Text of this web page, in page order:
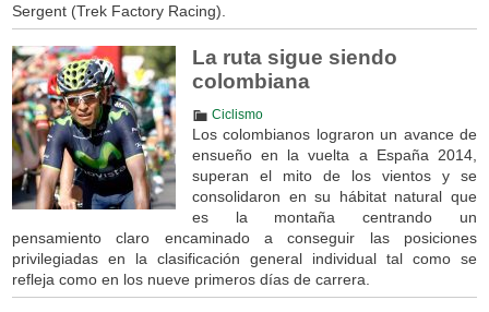
Sergent (Trek Factory Racing).
La ruta sigue siendo
colombiana
Ciclismo
Los colombianos lograron un avance de
ensueño en la vuelta a España 2014,
superan el mito de los vientos y se
consolidaron en su hábitat natural que
es la montaña centrando un
pensamiento claro encaminado a conseguir las posiciones
privilegiadas en la clasificación general individual tal como se
refleja como en los nueve primeros días de carrera.